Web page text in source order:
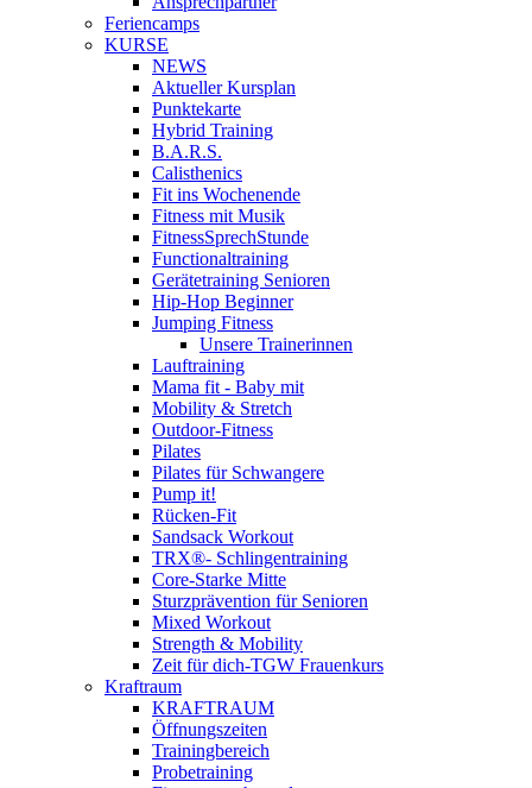
Feriencamps
KURSE
NEWS
Aktueller Kursplan
Punktekarte
Hybrid Training
B.A.R.S.
Calisthenics
Fit ins Wochenende
Fitness mit Musik
FitnessSprechStunde
Functionaltraining
Gerätetraining Senioren
Hip-Hop Beginner
Jumping Fitness
Unsere Trainerinnen
Lauftraining
Mama fit - Baby mit
Mobility & Stretch
Outdoor-Fitness
Pilates
Pilates für Schwangere
Pump it!
Rücken-Fit
Sandsack Workout
TRX®- Schlingentraining
Core-Starke Mitte
Sturzprävention für Senioren
Mixed Workout
Strength & Mobility
Zeit für dich-TGW Frauenkurs
Kraftraum
KRAFTRAUM
Öffnungszeiten
Trainingbereich
Probetraining